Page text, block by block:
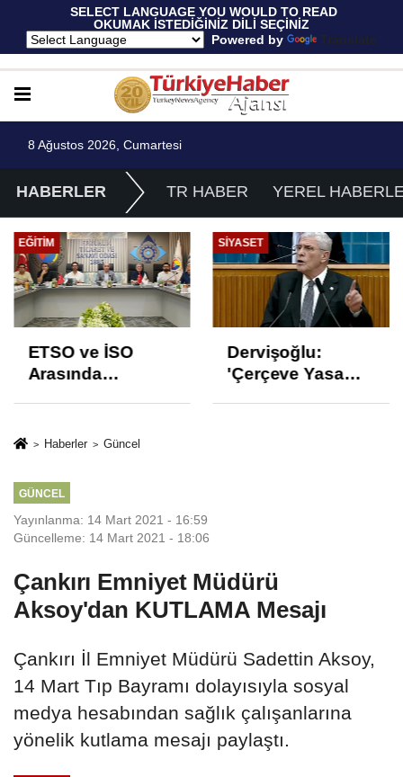
SELECT LANGUAGE YOU WOULD TO READ
OKUMAK İSTEDİĞİNİZ DİLİ SEÇİNİZ
Powered by
Translate
8 Ağustos 2026, Cumartesi
HABERLER TR HABER YEREL
EĞITIM
ETSO ve İSO
Arasında
Protokolü
SIYASET
Dervişoğlu:
'Çerçeve Yasa
Haberler Güncel
GÜNCEL
Yayınlanma: 14 Mart 2021 - 16:59
Güncelleme: 14 Mart 2021 - 18:06
Çankırı Emniyet Müdürü
Aksoy'dan KUTLAMA Mesajı
Çankırı İl Emniyet Müdürü Sadettin Aksoy,
14 Mart Tıp Bayramı dolayısıyla sosyal
medya hesabından sağlık çalışanlarına
yönelik kutlama mesajı paylaştı.